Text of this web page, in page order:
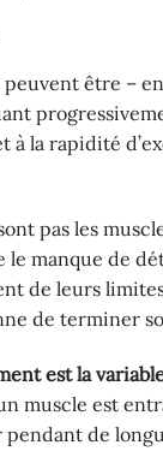
peuvent être –
à la rapidité
pas les
le manque de
de leurs
de terminer
est la
muscle est
pendant de